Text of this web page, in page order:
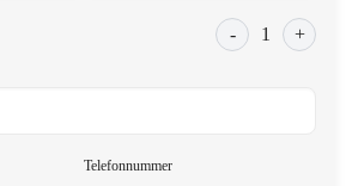
- 1 +
Telefonnummer